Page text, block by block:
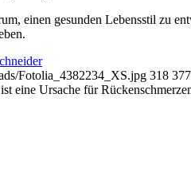
einen gesunden Lebensstil zu
Fotolia_4382234_XS.jpg 318 377
eine Ursache für